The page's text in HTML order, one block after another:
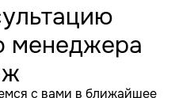
менеджера
с вами в ближайшее